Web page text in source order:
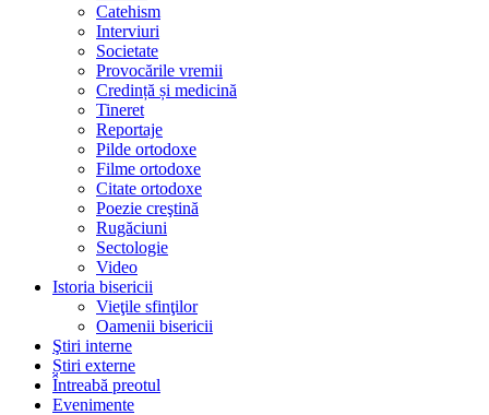
Catehism
Interviuri
Societate
Provocările vremii
Credință și medicină
Tineret
Reportaje
Pilde ortodoxe
Filme ortodoxe
Citate ortodoxe
Poezie creştină
Rugăciuni
Sectologie
Video
Istoria bisericii
Vieţile sfinţilor
Oamenii bisericii
Ştiri interne
Știri externe
Întreabă preotul
Evenimente